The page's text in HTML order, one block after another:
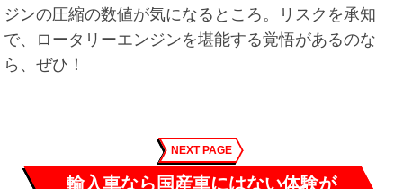
ジンの圧縮の数値が気になるところ。リスクを承知
で、ロータリーエンジンを堪能する覚悟があるのな
ら、ぜひ！
NEXT PAGE
輸入車なら国産車にはない体験が